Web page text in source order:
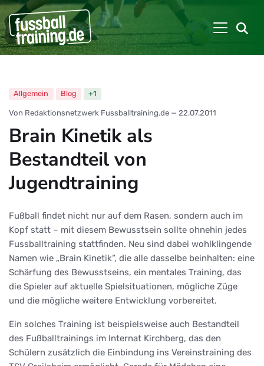
Allgemein Blog +1
Von Redaktionsnetzwerk Fussballtraining.de — 22.07.2011
Brain Kinetik als
Bestandteil von
Jugendtraining
Fußball findet nicht nur auf dem Rasen, sondern auch im
Kopf statt – mit diesem Bewusstsein sollte ohnehin jedes
Fussballtraining stattfinden. Neu sind dabei wohlklingende
Namen wie „Brain Kinetik“, die alle dasselbe beinhalten: eine
Schärfung des Bewusstseins, ein mentales Training, das
die Spieler auf aktuelle Spielsituationen, mögliche Züge
und die mögliche weitere Entwicklung vorbereitet.
Ein solches Training ist beispielsweise auch Bestandteil
des Fußballtrainings im Internat Kirchberg, das den
Schülern zusätzlich die Einbindung ins Vereinstraining des